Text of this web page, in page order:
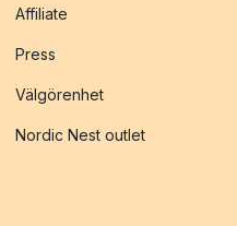
Affiliate
Press
Välgörenhet
Nordic Nest outlet